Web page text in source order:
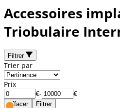
Accessoires
Triobulaire
Filtrer
Trier par
Prix
€- €
Effacer Filtrer